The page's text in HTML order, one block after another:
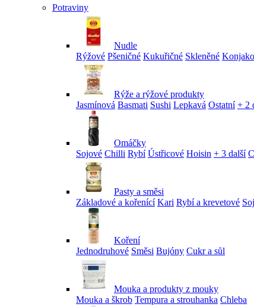
Potraviny
Nudle
Rýžové Pšeničné Kukuřičné Skleněné
Rýže a rýžové produkty
Jasmínová Basmati Sushi Lepkavá Ostatní + 2
Omáčky
Sojové Chilli Rybí Ústřicové Hoisin + 3 další
Pasty a směsi
Základové a kořenící Kari Rybí a krevetové
Koření
Jednodruhové Směsi Bujóny Cukr a sůl
Mouka a produkty z mouky
Mouka a škrob Tempura a strouhanka Chleba